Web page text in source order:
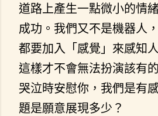
道路上產生一點微小的情
成功。我們又不是機器人
都要加入「感覺」來感知
這樣才不會無法扮演該有
哭泣時安慰你，我們是有
題是願意展現多少？